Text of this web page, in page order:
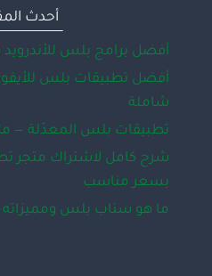
أحدث
أفضل برامج بلس للأندرويد في 2026 وكيف
شاملة
تطبيقات بلس المعدّلة —
شرح كامل لاشتراك متجر
بسعر مناسب
ما هو سناب بلس ومميزاته